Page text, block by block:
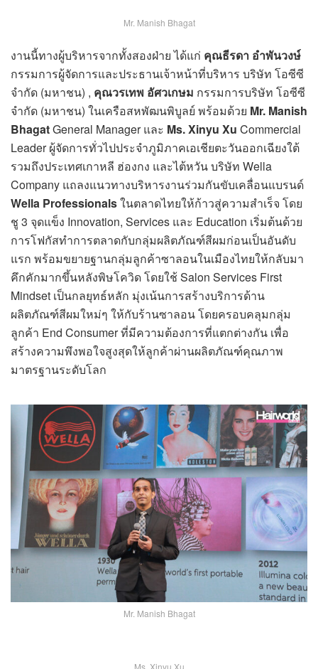
Mr. Manish Bhagat
งานนี้ทางผู้บริหารจากทั้งสองฝ่าย ได้แก่ คุณธีรดา อำพันวงษ์
กรรมการผู้จัดการและประธานเจ้าหน้าที่บริหาร บริษัท โอซีซี
จำกัด (มหาชน) , คุณวรเทพ อัศวเกษม กรรมการบริษัท โอซีซี
จำกัด (มหาชน) ในเครือสหพัฒนพิบูลย์ พร้อมด้วย Mr. Manish
BhagatGeneral Manager และ Ms. Xinyu Xu Commercial
Leader ผู้จัดการทั่วไปประจำภูมิภาคเอเชียตะวันออกเฉียงใต้
รวมถึงประเทศเกาหลี ฮ่องกง และไต้หวัน บริษัท Wella
Company แถลงแนวทางบริหารงานร่วมกันขับเคลื่อนแบรนด์
Wella Professionalsในตลาดไทยให้ก้าวสู่ความสำเร็จ โดย
ชู 3 จุดแข็ง Innovation, Services และ Education เริ่มต้นด้วย
การโฟกัสทำการตลาดกับกลุ่มผลิตภัณฑ์สีผมก่อนเป็นอันดับ
แรก พร้อมขยายฐานกลุ่มลูกค้าซาลอนในเมืองไทยให้กลับมา
คึกคักมากขึ้นหลังพิษโควิด โดยใช้ Salon Services First
Mindset เป็นกลยุทธ์หลัก มุ่งเน้นการสร้างบริการด้าน
ผลิตภัณฑ์สีผมใหม่ๆ ให้กับร้านซาลอน โดยครอบคลุมกลุ่ม
ลูกค้า End Consumer ที่มีความต้องการที่แตกต่างกัน เพื่อ
สร้างความพึงพอใจสูงสุดให้ลูกค้าผ่านผลิตภัณฑ์คุณภาพ
มาตรฐานระดับโลก
Mr. Manish Bhagat